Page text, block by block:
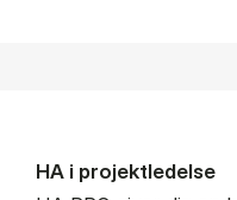
HA i pro­jekt­le­del­se